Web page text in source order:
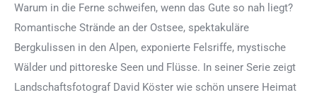
Warum in die Ferne schweifen, wenn das Gute so nah liegt?
Romantische Strände an der Ostsee, spektakuläre
Bergkulissen in den Alpen, exponierte Felsriffe, mystische
Wälder und pittoreske Seen und Flüsse. In seiner Serie zeigt
Landschaftsfotograf David Köster wie schön unsere Heimat